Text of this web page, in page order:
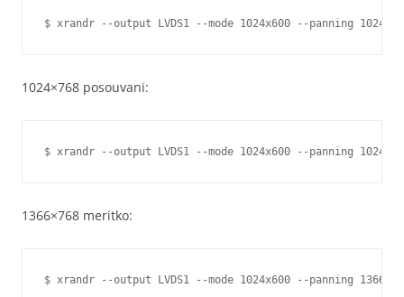
$ xrandr --output LVDS1 --mode 1024x600 --panning
1024×768 posouvani:
$ xrandr --output LVDS1 --mode 1024x600 --panning
1366×768 meritko:
$ xrandr --output LVDS1 --mode 1024x600 --panning